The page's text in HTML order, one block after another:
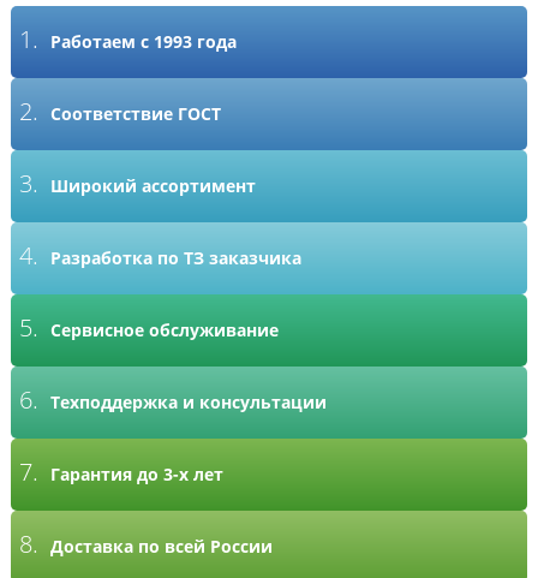
1. Работаем с 1993 года
2. Соответствие ГОСТ
3. Широкий ассортимент
4. Разработка по ТЗ заказчика
5. Сервисное обслуживание
6. Техподдержка и консультации
7. Гарантия до 3-х лет
8. Доставка по всей России